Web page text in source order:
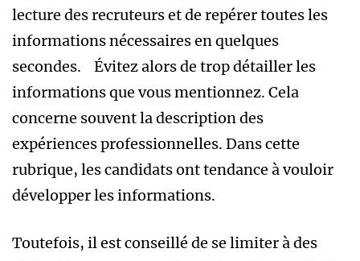
lecture des recruteurs et de repérer toutes les
informations nécessaires en quelques
secondes. Évitez alors de trop détailler les
informations que vous mentionnez. Cela
concerne souvent la description des
expériences professionnelles. Dans cette
rubrique, les candidats ont tendance à vouloir
développer les informations.
Toutefois, il est conseillé de se limiter à des